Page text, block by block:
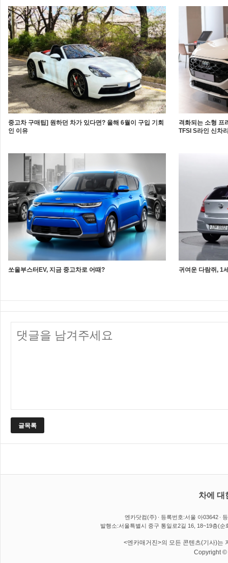
중고차 구매팁] 원하던 차가 있다면? 올해 6월이 구입 기회
인 이유
격화되는 소형 프
TFSI S라인 신차
쏘울부스터EV, 지금 중고차로 어때? 귀여운 다람쥐, 1
글목록
차에 대
엔카닷컴(주) 등록번호:서울 아03642
발행소:서울특별시 중구 통일로2길 16, 18~19층(순
<엔카매거진>의 모든 콘텐츠(기사)는
Copyright ©